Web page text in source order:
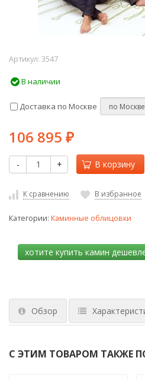
Артикул: 3547
В наличии
Доставка по Москве
106 895 ₽
- + В корзину
К сравнению В избранное
Категории: Каминные облицовки
Обзор
С ЭТИМ ТОВАРОМ ТАКЖЕ